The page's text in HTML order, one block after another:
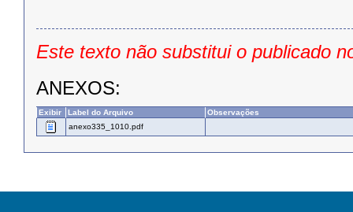
Este texto não substitui o publicado
ANEXOS:
Exibir Label do Arquivo
Observações
anexo335_1010.pdf